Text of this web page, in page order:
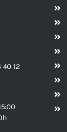
40 12